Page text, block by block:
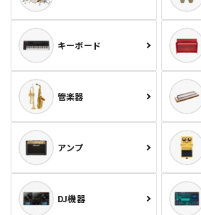
キーボード
管楽器
アンプ
DJ機器